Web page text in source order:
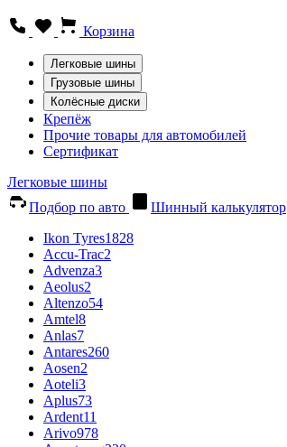
Корзина
Легковые шины
Грузовые шины
Колёсные диски
Крепёж
Прочие товары для автомобилей
Сертификат
Легковые шины
Подбор по авто
Шинный калькулятор
Ikon Tyres1828
Accu-Trac2
Advenza3
Aeolus2
Altenzo54
Amtel8
Anlas7
Antares260
Aosen2
Aoteli3
Aplus73
Ardent11
Arivo978